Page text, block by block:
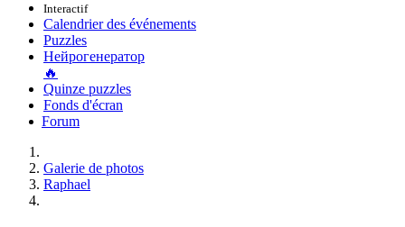
Interactif
Calendrier des événements
Puzzles
Нейрогенератор
🔥
Quinze puzzles
Fonds d'écran
Forum
Galerie de photos
Raphael